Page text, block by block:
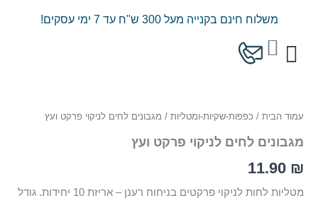
משלוח חינם בקנייה מעל 300 ש"ח עד 7 ימי עסקים!
עגלת
קניות
עמוד הבית / כפפות-שקיות-ומטליות / מגבונים לחים לניקוי פרקט ועץ
מגבונים לחים לניקוי פרקט ועץ
11.90 ₪
מטליות לחות לניקוי פרקטים בניחוח רענן – אריזת 10 יחידות. גודל
לחים
פרקט
ועץ